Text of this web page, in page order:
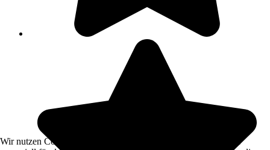
Wir nutzen Cookies auf unserer Website. Einige von ihnen sind